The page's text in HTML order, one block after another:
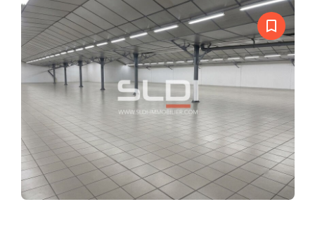
bookmark_border